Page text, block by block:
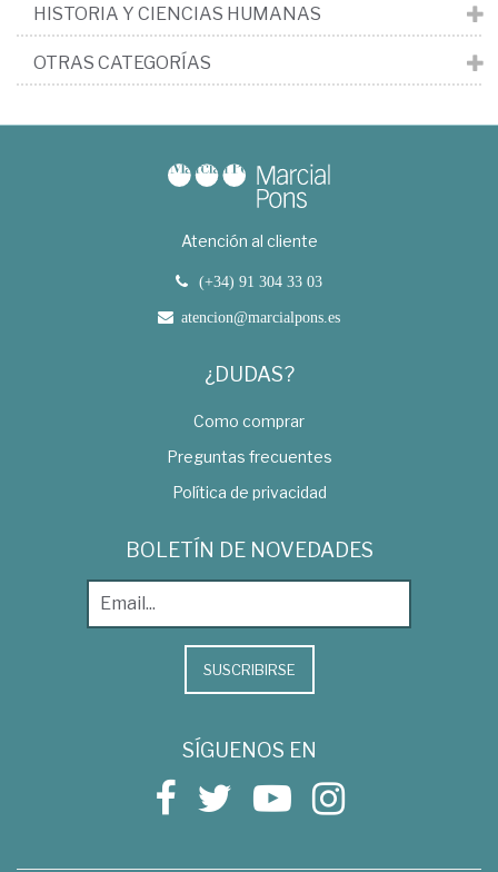
HISTORIA Y CIENCIAS HUMANAS
OTRAS CATEGORÍAS
Atención al cliente
(+34) 91 304 33 03
atencion@marcialpons.es
¿DUDAS?
Como comprar
Preguntas frecuentes
Política de privacidad
BOLETÍN DE NOVEDADES
SUSCRIBIRSE
SÍGUENOS EN